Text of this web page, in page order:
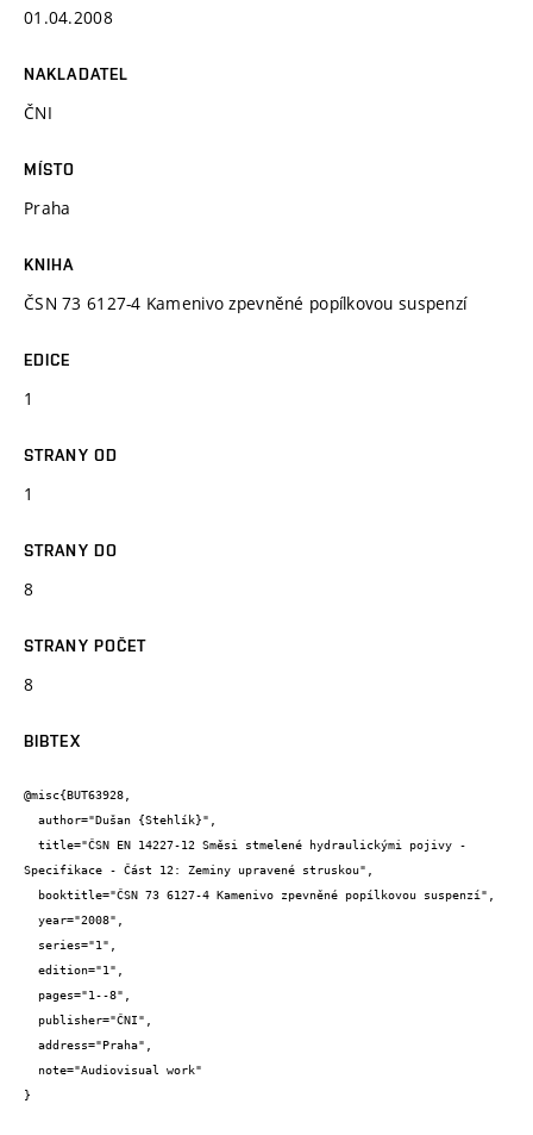
01.04.2008
NAKLADATEL
ČNI
MÍSTO
Praha
KNIHA
ČSN 73 6127-4 Kamenivo zpevněné popílkovou suspenzí
EDICE
1
STRANY OD
1
STRANY DO
8
STRANY POČET
8
BIBTEX
@misc{BUT63928,
Specifikace - Část 12: Zeminy upravené struskou",
}